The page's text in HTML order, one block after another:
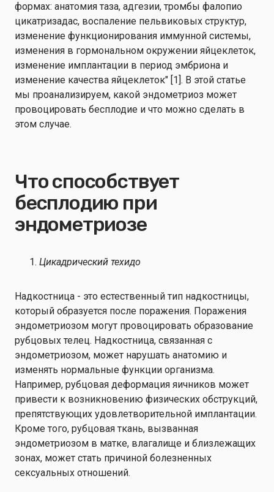
формах: анатомия таза, адгезии, тромбы фалопио
цикатризадас, воспаление пельвиковых структур,
изменение функционирования иммунной системы,
изменения в гормональном окружении яйцеклеток,
изменение имплантации в период эмбриона и
изменение качества яйцеклеток" [1]. В этой статье
мы проанализируем, какой эндометриоз может
провоцировать бесплодие и что можно сделать в
этом случае.
Что способствует
бесплодию при
эндометриозе
Цикадрический техидо
Надкостница - это естественный тип надкостницы,
который образуется после поражения. Поражения
эндометриозом могут провоцировать образование
рубцовых телец. Надкостница, связанная с
эндометриозом, может нарушать анатомию и
изменять нормальные функции организма.
Например, рубцовая деформация яичников может
привести к возникновению физических обструкций,
препятствующих удовлетворительной имплантации.
Кроме того, рубцовая ткань, вызванная
эндометриозом в матке, влагалище и близлежащих
зонах, может стать причиной болезненных
сексуальных отношений.